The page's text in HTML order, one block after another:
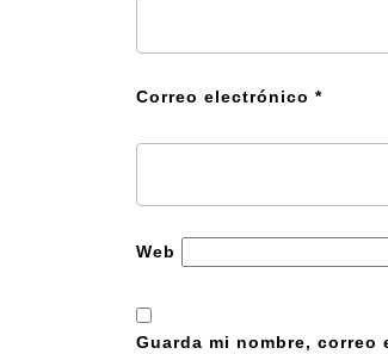
Correo electrónico *
Web
Guarda mi nombre,